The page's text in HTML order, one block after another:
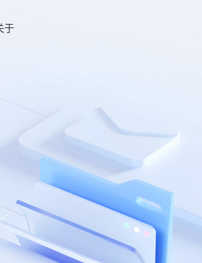
于